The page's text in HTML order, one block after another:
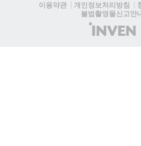
이용약관
개인정보처리방침
불법촬영물신고안
(주)
인